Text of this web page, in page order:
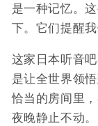
是一种记忆。
下。它们提醒
这家日本听音
是让全世界领
恰当的房间里
夜晚静止不动。